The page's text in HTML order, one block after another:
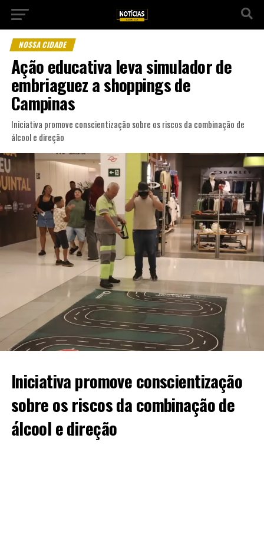
NOSSA CIDADE
Ação educativa leva simulador de
embriaguez a shoppings de
Campinas
Iniciativa promove conscientização sobre os riscos da combinação de
álcool e direção
Iniciativa promove conscientização
sobre os riscos da combinação de
álcool e direção